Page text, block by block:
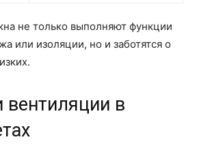
не только выполняют функции
или изоляции, но и заботятся о
вентиляции в